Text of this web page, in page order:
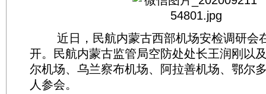
近日，民航内蒙古西部机场安检调研会
开。民航内蒙古监管局空防处处长王润刚以
尔机场、乌兰察布机场、阿拉善机场、鄂尔
人参会。